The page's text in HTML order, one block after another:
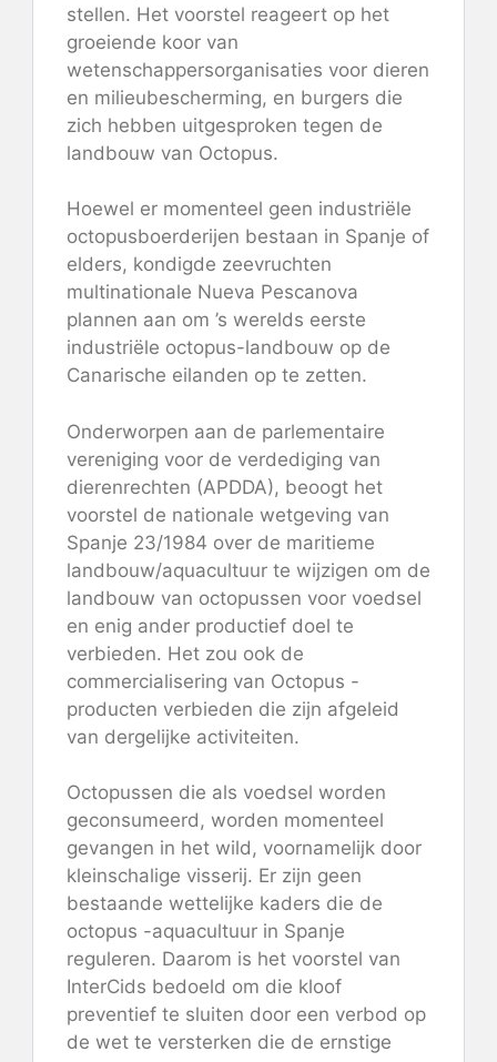
stellen. Het voorstel reageert op het
groeiende koor van
wetenschappersorganisaties voor dieren
en milieubescherming, en burgers die
zich hebben uitgesproken tegen de
landbouw van Octopus.
Hoewel er momenteel geen industriële
octopusboerderijen bestaan ​​in Spanje of
elders, kondigde zeevruchten
multinationale Nueva Pescanova
plannen aan om ’s werelds eerste
industriële octopus-landbouw op de
Canarische eilanden op te zetten.
Onderworpen aan de parlementaire
vereniging voor de verdediging van
dierenrechten (APDDA), beoogt het
voorstel de nationale wetgeving van
Spanje 23/1984 over de maritieme
landbouw/aquacultuur te wijzigen om de
landbouw van octopussen voor voedsel
en enig ander productief doel te
verbieden. Het zou ook de
commercialisering van Octopus -
producten verbieden die zijn afgeleid
van dergelijke activiteiten.
Octopussen die als voedsel worden
geconsumeerd, worden momenteel
gevangen in het wild, voornamelijk door
kleinschalige visserij. Er zijn geen
bestaande wettelijke kaders die de
octopus -aquacultuur in Spanje
reguleren. Daarom is het voorstel van
InterCids bedoeld om die kloof
preventief te sluiten door een verbod op
de wet te versterken die de ernstige